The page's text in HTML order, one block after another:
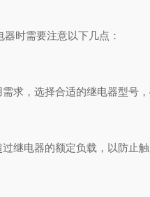
时需要注意以下几点：
，选择合适的继电器型号，
电器的额定负载，以防止触